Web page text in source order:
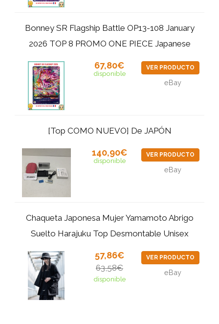
Bonney SR Flagship Battle OP13-108 January
2026 TOP 8 PROMO ONE PIECE Japanese
67,80€
disponible
VER PRODUCTO
eBay
[Top COMO NUEVO] De JAPÓN
140,90€
disponible
VER PRODUCTO
eBay
Chaqueta Japonesa Mujer Yamamoto Abrigo
Suelto Harajuku Top Desmontable Unisex
57,86€
63,58€
disponible
VER PRODUCTO
eBay